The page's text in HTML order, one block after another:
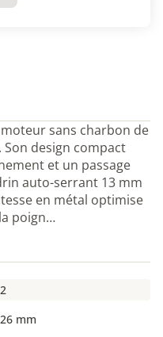
sans charbon de
design compact
et un passage
auto-serrant 13 mm
en métal optimise
poign…
2
26 mm